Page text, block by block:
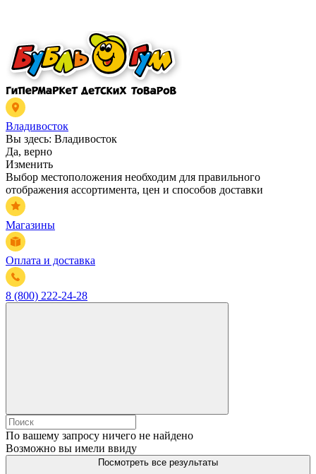
Владивосток
Вы здесь: Владивосток
Да, верно
Изменить
Выбор местоположения необходим для правильного
отображения ассортимента, цен и способов доставки
Магазины
Оплата и доставка
8 (800) 222-24-28
По вашему запросу ничего не найдено
Возможно вы имели ввиду
Посмотреть все результаты